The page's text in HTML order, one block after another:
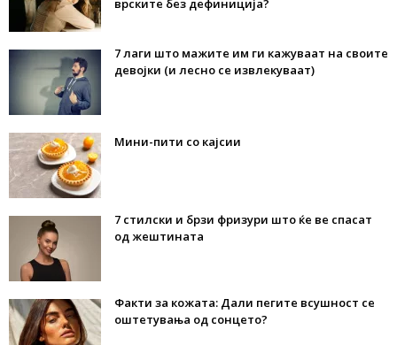
врските без дефиниција?
7 лаги што мажите им ги кажуваат на своите
девојки (и лесно се извлекуваат)
Мини-пити со кајсии
7 стилски и брзи фризури што ќе ве спасат
од жештината
Факти за кожата: Дали пегите всушност се
оштетувања од сонцето?